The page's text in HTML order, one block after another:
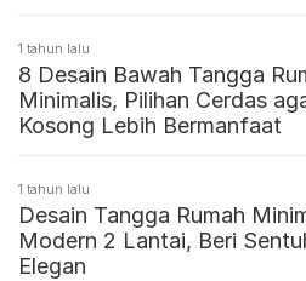
1 tahun lalu
8 Desain Bawah Tangga
Minimalis, Pilihan Cerdas
Kosong Lebih Bermanfaat
1 tahun lalu
Desain Tangga Rumah
Modern 2 Lantai, Beri
Elegan